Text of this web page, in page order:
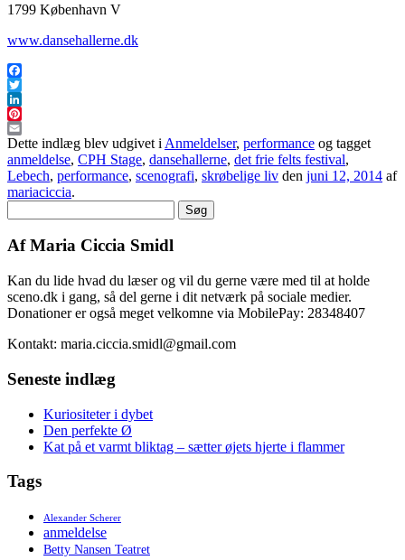
1799 København V
www.dansehallerne.dk
Facebook
Twitter
LinkedIn
Pinterest
Email
Dette indlæg blev udgivet i Anmeldelser, performance og tagget
anmeldelse, CPH Stage, dansehallerne, det frie felts festival,
Lebech, performance, scenografi, skrøbelige liv den juni 12, 2014 af
mariaciccia.
efter:
Af Maria Ciccia Smidl
Kan du lide hvad du læser og vil du gerne være med til at holde
sceno.dk i gang, så del gerne i dit netværk på sociale medier.
Donationer er også meget velkomne via MobilePay: 28348407
Kontakt: maria.ciccia.smidl@gmail.com
Seneste indlæg
Kuriositeter i dybet
Den perfekte Ø
Kat på et varmt bliktag – sætter øjets hjerte i flammer
Tags
Alexander Scherer
anmeldelse
Betty Nansen Teatret